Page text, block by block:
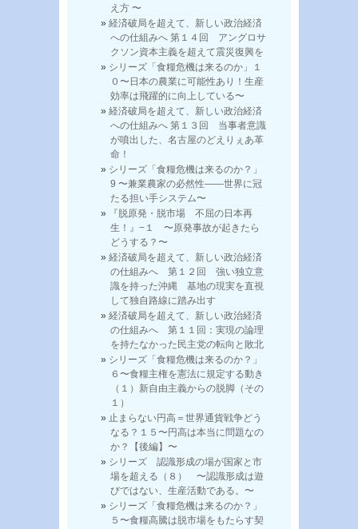
え方 〜
経済破局を超えて、新しい政治経済
への仕組みへ 第１４回 アングロサ
クソン資本主義を超えて震災復興を
シリーズ「食糧危機は来るのか」１
０〜日本の農業に可能性あり！生産
効率は飛躍的に向上している〜
経済破局を超えて、新しい政治経済
への仕組みへ 第１３回 当事者意識
が噴出した、名古屋のどえりぇあ革
命！
シリーズ「食糧危機は来るのか？」
9 〜兼業農家の必然性——世界に冠
たる担い手システム〜
『脱原発・脱市場 不屈の日本再
生！』−１ 〜原発事故が起きたら
どうする？〜
経済破局を超えて、新しい政治経済
の仕組みへ 第１２回 強い独立意
識を持った沖縄 基地の現実を直視
して独自路線に踏み出す
経済破局を超えて、新しい政治経済
の仕組みへ 第１１回：実現の論理
を持たなかった民主党の転向と敗北
シリーズ「食糧危機は来るのか？」
６〜食糧主権を憲法に規定する動き
（１）新自由主義からの脱脚（その
１）
止まらない円高＝世界通貨戦争どう
なる？１５〜円高は本当に問題なの
か？【後編】〜
シリーズ 認識形成の場が国家と市
場を超える（８） 〜認識形成は遊
びではない、生産活動である。〜
シリーズ「食糧危機は来るのか？」
５〜食糧高騰は脱市場をもたらす契